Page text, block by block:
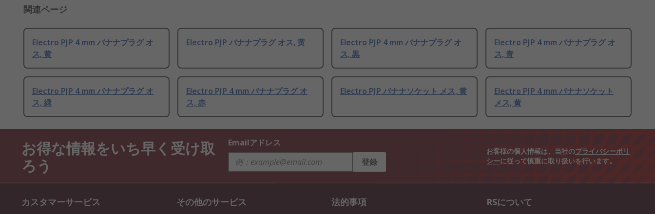
関連ページ
Electro PJP 4 mm バナナプラグ オ
ス, 黄
Electro PJP バナナプラグ オス, 黄
Electro PJP 4 mm バナナプラグ オ
ス, 黒
Electro PJP 4 mm バナナプラグ オ
ス, 青
Electro PJP 4 mm バナナプラグ オ
ス, 緑
Electro PJP 4 mm バナナプラグ オ
ス, 赤
Electro PJP バナナソケット メス, 黄
Electro PJP 4 mm バナナソケット
メス, 黄
お得な情報をいち早く受け取
ろう
Emailアドレス
登録
お客様の個人情報は、当社のプライバシーポリ
シーに従って慎重に取り扱いを行います。
カスタマーサービス その他のサービス 法的事項 RSについて